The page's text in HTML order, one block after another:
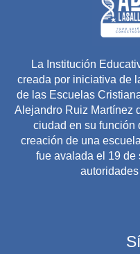
La Institución
creada por iniciativa de
de las Escuelas
Alejandro Ruiz Martínez
ciudad en su función
creación de una
fue avalada el 19 de